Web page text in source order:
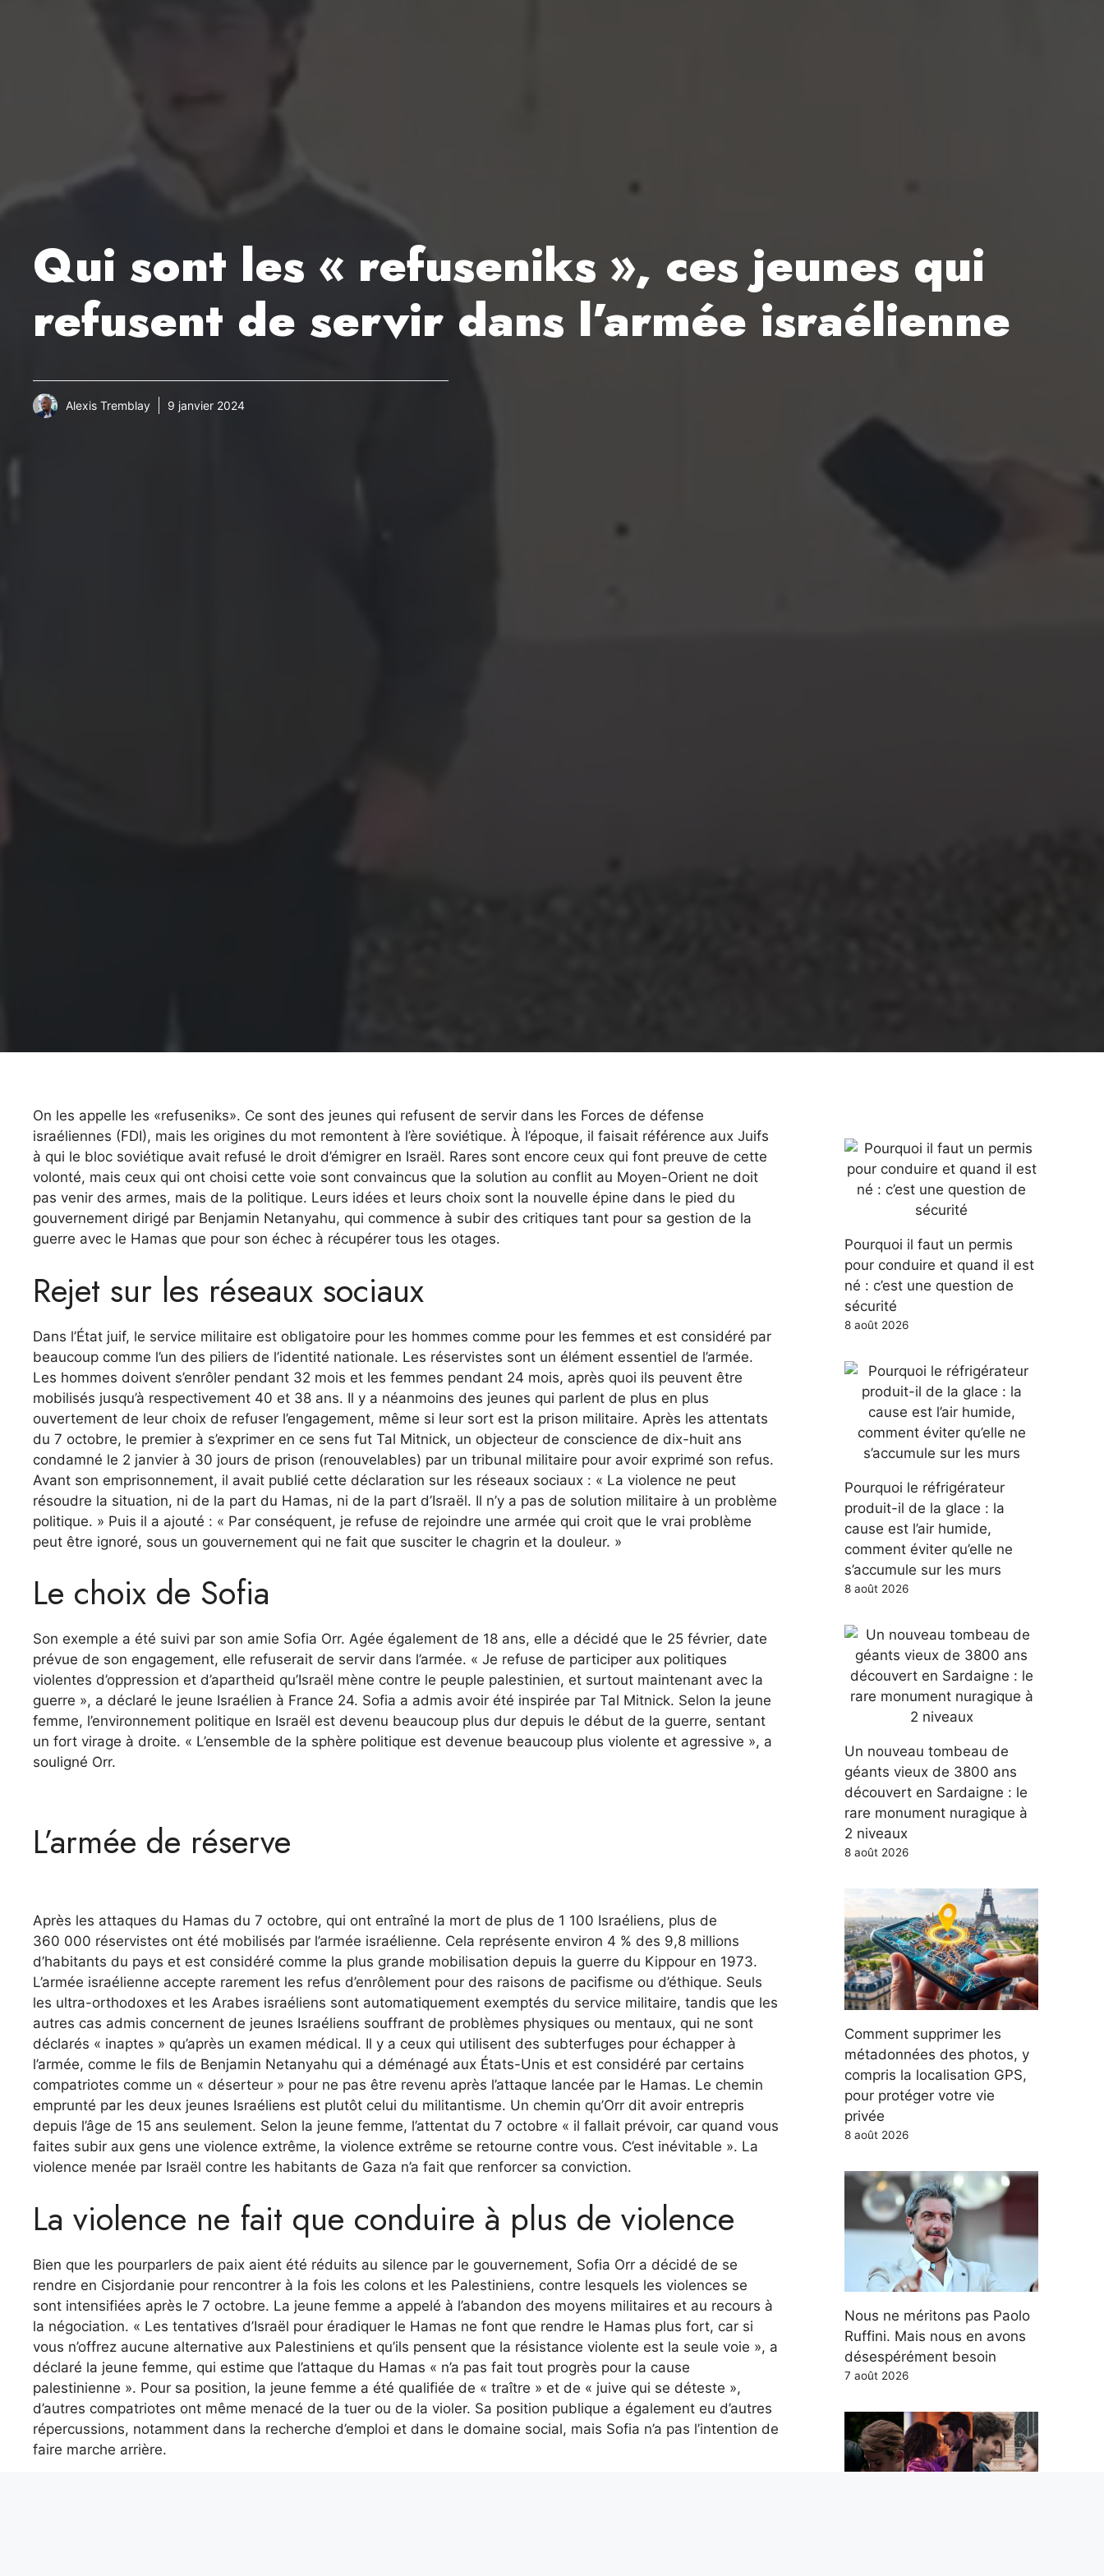
Qui sont les « refuseniks », ces jeunes qui
refusent de servir dans l’armée israélienne
Alexis Tremblay 9 janvier 2024
On les appelle les «refuseniks». Ce sont des jeunes qui refusent de servir dans les Forces de défense
israéliennes (FDI), mais les origines du mot remontent à l’ère soviétique. À l’époque, il faisait référence aux Juifs
à qui le bloc soviétique avait refusé le droit d’émigrer en Israël. Rares sont encore ceux qui font preuve de cette
volonté, mais ceux qui ont choisi cette voie sont convaincus que la solution au conflit au Moyen-Orient ne doit
pas venir des armes, mais de la politique. Leurs idées et leurs choix sont la nouvelle épine dans le pied du
gouvernement dirigé par Benjamin Netanyahu, qui commence à subir des critiques tant pour sa gestion de la
guerre avec le Hamas que pour son échec à récupérer tous les otages.
Rejet sur les réseaux sociaux
Dans l’État juif, le service militaire est obligatoire pour les hommes comme pour les femmes et est considéré par
beaucoup comme l’un des piliers de l’identité nationale. Les réservistes sont un élément essentiel de l’armée.
Les hommes doivent s’enrôler pendant 32 mois et les femmes pendant 24 mois, après quoi ils peuvent être
mobilisés jusqu’à respectivement 40 et 38 ans. Il y a néanmoins des jeunes qui parlent de plus en plus
ouvertement de leur choix de refuser l’engagement, même si leur sort est la prison militaire. Après les attentats
du 7 octobre, le premier à s’exprimer en ce sens fut Tal Mitnick, un objecteur de conscience de dix-huit ans
condamné le 2 janvier à 30 jours de prison (renouvelables) par un tribunal militaire pour avoir exprimé son refus.
Avant son emprisonnement, il avait publié cette déclaration sur les réseaux sociaux : « La violence ne peut
résoudre la situation, ni de la part du Hamas, ni de la part d’Israël. Il n’y a pas de solution militaire à un problème
politique. » Puis il a ajouté : « Par conséquent, je refuse de rejoindre une armée qui croit que le vrai problème
peut être ignoré, sous un gouvernement qui ne fait que susciter le chagrin et la douleur. »
Le choix de Sofia
Son exemple a été suivi par son amie Sofia Orr. Agée également de 18 ans, elle a décidé que le 25 février, date
prévue de son engagement, elle refuserait de servir dans l’armée. « Je refuse de participer aux politiques
violentes d’oppression et d’apartheid qu’Israël mène contre le peuple palestinien, et surtout maintenant avec la
guerre », a déclaré le jeune Israélien à France 24. Sofia a admis avoir été inspirée par Tal Mitnick. Selon la jeune
femme, l’environnement politique en Israël est devenu beaucoup plus dur depuis le début de la guerre, sentant
un fort virage à droite. « L’ensemble de la sphère politique est devenue beaucoup plus violente et agressive », a
souligné Orr.
L’armée de réserve
Après les attaques du Hamas du 7 octobre, qui ont entraîné la mort de plus de 1 100 Israéliens, plus de
360 000 réservistes ont été mobilisés par l’armée israélienne. Cela représente environ 4 % des 9,8 millions
d’habitants du pays et est considéré comme la plus grande mobilisation depuis la guerre du Kippour en 1973.
L’armée israélienne accepte rarement les refus d’enrôlement pour des raisons de pacifisme ou d’éthique. Seuls
les ultra-orthodoxes et les Arabes israéliens sont automatiquement exemptés du service militaire, tandis que les
autres cas admis concernent de jeunes Israéliens souffrant de problèmes physiques ou mentaux, qui ne sont
déclarés « inaptes » qu’après un examen médical. Il y a ceux qui utilisent des subterfuges pour échapper à
l’armée, comme le fils de Benjamin Netanyahu qui a déménagé aux États-Unis et est considéré par certains
compatriotes comme un « déserteur » pour ne pas être revenu après l’attaque lancée par le Hamas. Le chemin
emprunté par les deux jeunes Israéliens est plutôt celui du militantisme. Un chemin qu’Orr dit avoir entrepris
depuis l’âge de 15 ans seulement. Selon la jeune femme, l’attentat du 7 octobre « il fallait prévoir, car quand vous
faites subir aux gens une violence extrême, la violence extrême se retourne contre vous. C’est inévitable ». La
violence menée par Israël contre les habitants de Gaza n’a fait que renforcer sa conviction.
La violence ne fait que conduire à plus de violence
Bien que les pourparlers de paix aient été réduits au silence par le gouvernement, Sofia Orr a décidé de se
rendre en Cisjordanie pour rencontrer à la fois les colons et les Palestiniens, contre lesquels les violences se
sont intensifiées après le 7 octobre. La jeune femme a appelé à l’abandon des moyens militaires et au recours à
la négociation. « Les tentatives d’Israël pour éradiquer le Hamas ne font que rendre le Hamas plus fort, car si
vous n’offrez aucune alternative aux Palestiniens et qu’ils pensent que la résistance violente est la seule voie », a
déclaré la jeune femme, qui estime que l’attaque du Hamas « n’a pas fait tout progrès pour la cause
palestinienne ». Pour sa position, la jeune femme a été qualifiée de « traître » et de « juive qui se déteste »,
d’autres compatriotes ont même menacé de la tuer ou de la violer. Sa position publique a également eu d’autres
répercussions, notamment dans la recherche d’emploi et dans le domaine social, mais Sofia n’a pas l’intention de
faire marche arrière.
Pourquoi il faut un permis
pour conduire et quand il est
né : c’est une question de
sécurité
8 août 2026
Pourquoi le réfrigérateur
produit-il de la glace : la
cause est l’air humide,
comment éviter qu’elle ne
s’accumule sur les murs
8 août 2026
Un nouveau tombeau de
géants vieux de 3800 ans
découvert en Sardaigne : le
rare monument nuragique à
2 niveaux
8 août 2026
Comment supprimer les
métadonnées des photos, y
compris la localisation GPS,
pour protéger votre vie
privée
8 août 2026
Nous ne méritons pas Paolo
Ruffini. Mais nous en avons
désespérément besoin
7 août 2026